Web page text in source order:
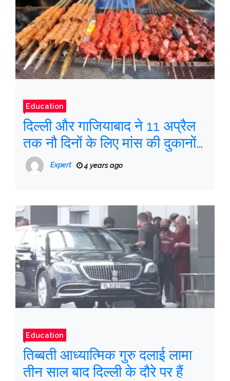
Education
दिल्ली और गाजियाबाद ने 11 अप्रैल
तक नौ दिनों के लिए मांस की दुकानों
पर प्रतिबंध का आह्वान क्यों किया?
Expert 4 years ago
Education
तिब्बती आध्यात्मिक गुरु दलाई लामा
तीन साल बाद दिल्ली के दौरे पर हैं